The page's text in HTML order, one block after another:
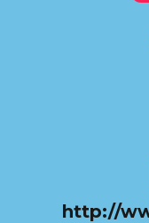
http://